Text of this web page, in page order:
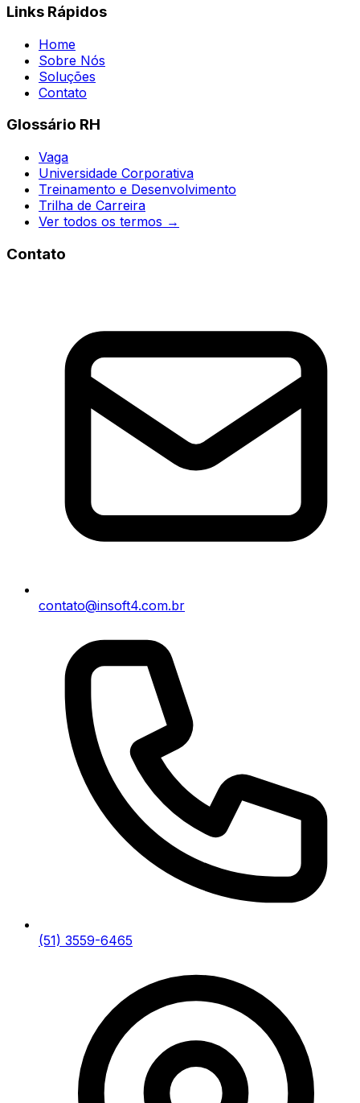
Links Rápidos
Home
Sobre Nós
Soluções
Contato
Glossário RH
Vaga
Universidade Corporativa
Treinamento e Desenvolvimento
Trilha de Carreira
Ver todos os termos →
Contato
contato@insoft4.com.br
(51) 3559-6465